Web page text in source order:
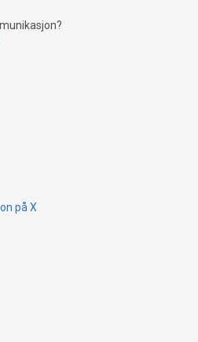
på X